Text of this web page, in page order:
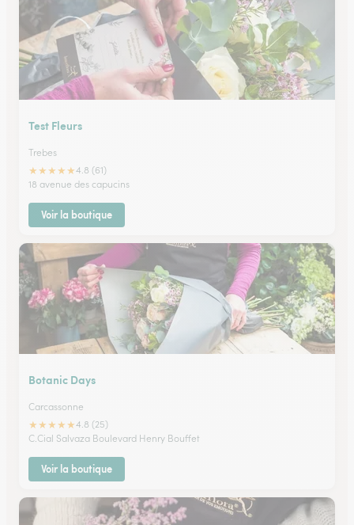
Test Fleurs
Trebes
★★★★★4.8 (61)
18 avenue des capucins
Voir la boutique
Botanic Days
Carcassonne
★★★★★4.8 (25)
C.Cial Salvaza Boulevard Henry Bouffet
Voir la boutique